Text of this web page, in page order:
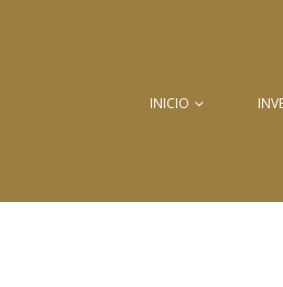
INICIO